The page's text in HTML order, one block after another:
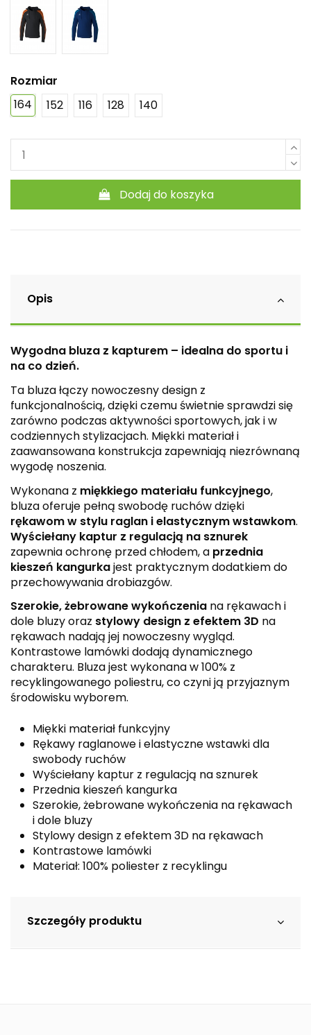
Rozmiar
164
152 116 128 140
Dodaj do koszyka
Opis
Wygodna bluza z kapturem – idealna do sportu i
na co dzień.
Ta bluza łączy nowoczesny design z
funkcjonalnością, dzięki czemu świetnie sprawdzi się
zarówno podczas aktywności sportowych, jak i w
codziennych stylizacjach. Miękki materiał i
zaawansowana konstrukcja zapewniają niezrównaną
wygodę noszenia.
Wykonana z miękkiego materiału funkcyjnego,
bluza oferuje pełną swobodę ruchów dzięki
rękawom w stylu raglan i elastycznym wstawkom.
Wyściełany kaptur z regulacją na sznurek
zapewnia ochronę przed chłodem, a przednia
kieszeń kangurkajest praktycznym dodatkiem do
przechowywania drobiazgów.
Szerokie, żebrowane wykończenia na rękawach i
dole bluzy oraz stylowy design z efektem 3D na
rękawach nadają jej nowoczesny wygląd.
Kontrastowe lamówki dodają dynamicznego
charakteru. Bluza jest wykonana w 100% z
recyklingowanego poliestru, co czyni ją przyjaznym
środowisku wyborem.
Miękki materiał funkcyjny
Rękawy raglanowe i elastyczne wstawki dla
swobody ruchów
Wyściełany kaptur z regulacją na sznurek
Przednia kieszeń kangurka
Szerokie, żebrowane wykończenia na rękawach
i dole bluzy
Stylowy design z efektem 3D na rękawach
Kontrastowe lamówki
Materiał: 100% poliester z recyklingu
Szczegóły produktu